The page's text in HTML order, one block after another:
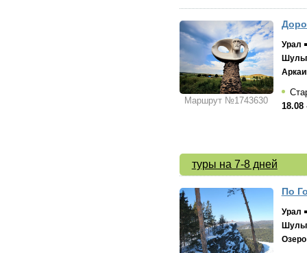
Маршрут №1743630
Урал
18.08
туры на 7-8 дней
По
Урал